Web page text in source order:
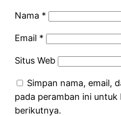
Nama *
Email *
Situs Web
Simpan nama, email,
pada peramban ini untuk
berikutnya.